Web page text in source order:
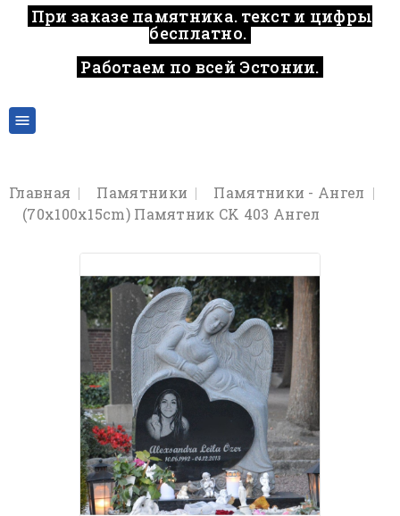
При заказе памятника, текст и цифры
бесплатно.
Работаем по всей Эстонии.

Главная Памятники
Памятники - Ангел
(70x100x15cm) Памятник CK 403 Ангел